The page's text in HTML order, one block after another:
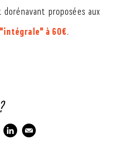
proposées aux
à 60€.